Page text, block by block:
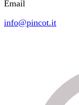
Email
info@pincot.it